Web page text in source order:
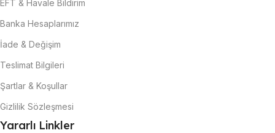
EFT & Havale Bildirim
Banka Hesaplarımız
İade & Değişim
Teslimat Bilgileri
Şartlar & Koşullar
Gizlilik Sözleşmesi
Yararlı Linkler